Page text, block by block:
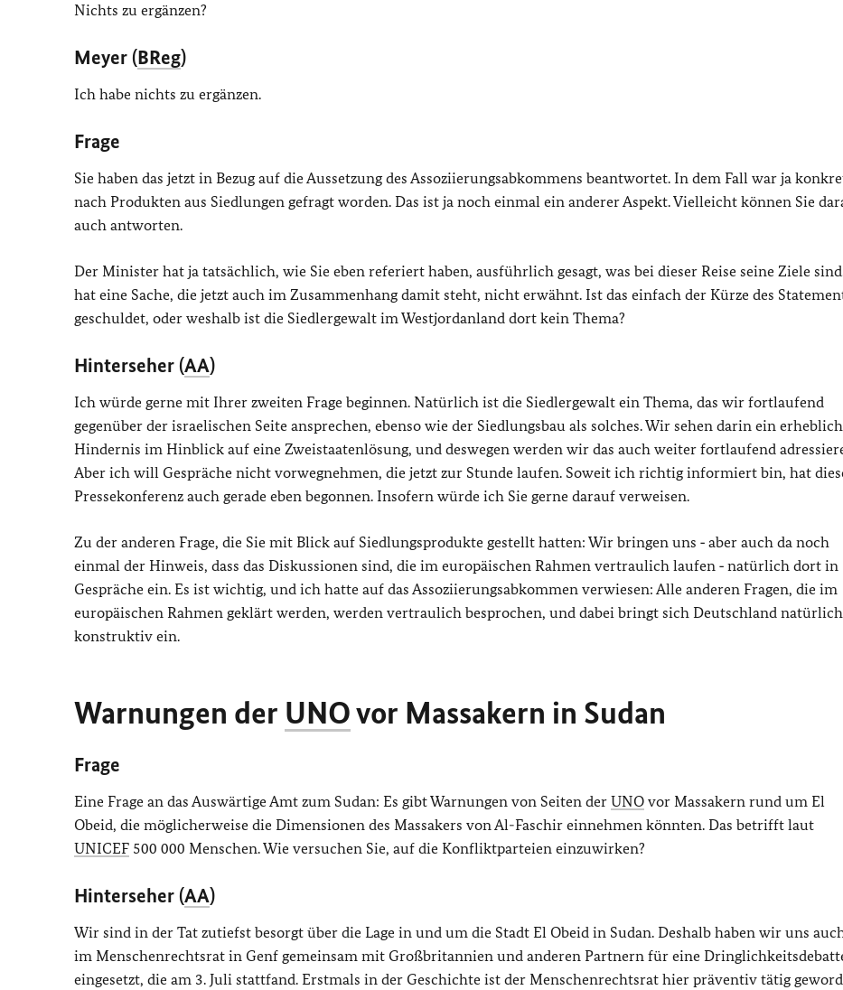
Nichts zu ergänzen?
Meyer (BReg)
Ich habe nichts zu ergänzen.
Frage
Sie haben das jetzt in Bezug auf die Aussetzung des Assoziierungsabkommens beantwortet. In dem Fall war ja
nach Produkten aus Siedlungen gefragt worden. Das ist ja noch einmal ein anderer Aspekt. Vielleicht können Sie
auch antworten.
Der Minister hat ja tatsächlich, wie Sie eben referiert haben, ausführlich gesagt, was bei dieser Reise seine Ziele
hat eine Sache, die jetzt auch im Zusammenhang damit steht, nicht erwähnt. Ist das einfach der Kürze des
geschuldet, oder weshalb ist die Siedlergewalt im Westjordanland dort kein Thema?
Hinterseher (AA)
Ich würde gerne mit Ihrer zweiten Frage beginnen. Natürlich ist die Siedlergewalt ein Thema, das wir fortlaufend
gegenüber der israelischen Seite ansprechen, ebenso wie der Siedlungsbau als solches. Wir sehen darin ein
Hindernis im Hinblick auf eine Zweistaatenlösung, und deswegen werden wir das auch weiter fortlaufend
Aber ich will Gespräche nicht vorwegnehmen, die jetzt zur Stunde laufen. Soweit ich richtig informiert bin, hat
Pressekonferenz auch gerade eben begonnen. Insofern würde ich Sie gerne darauf verweisen.
Zu der anderen Frage, die Sie mit Blick auf Siedlungsprodukte gestellt hatten: Wir bringen uns ‑ aber auch da noch
einmal der Hinweis, dass das Diskussionen sind, die im europäischen Rahmen vertraulich laufen ‑ natürlich dort in
Gespräche ein. Es ist wichtig, und ich hatte auf das Assoziierungsabkommen verwiesen: Alle anderen Fragen, die im
europäischen Rahmen geklärt werden, werden vertraulich besprochen, und dabei bringt sich Deutschland natürlich
konstruktiv ein.
Warnungen der UNOvor Massakern in Sudan
Frage
Eine Frage an das Auswärtige Amt zum Sudan: Es gibt Warnungen von Seiten der UNO vor Massakern rund um El
Obeid, die möglicherweise die Dimensionen des Massakers von Al-Faschir einnehmen könnten. Das betrifft laut
UNICEF 500 000 Menschen. Wie versuchen Sie, auf die Konfliktparteien einzuwirken?
Hinterseher (AA)
Wir sind in der Tat zutiefst besorgt über die Lage in und um die Stadt El Obeid in Sudan. Deshalb haben wir uns
im Menschenrechtsrat in Genf gemeinsam mit Großbritannien und anderen Partnern für eine
eingesetzt, die am 3. Juli stattfand. Erstmals in der Geschichte ist der Menschenrechtsrat hier präventiv tätig